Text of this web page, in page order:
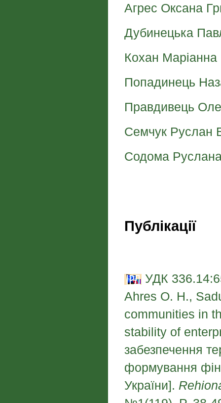
Агрес Оксана
Дубинецька
Кохан Маріанна
Попадинець
Правдивець
Семчук Руслан
Содома Руслана
Публікації
УДК
Ahres O. H.,
communities in
stability of
забезпечення
формування
України].